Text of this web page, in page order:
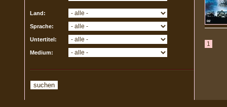
Land:
Sprache:
Untertitel:
Medium:
1